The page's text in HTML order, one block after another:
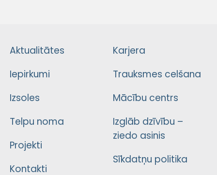
Aktualitātes
Iepirkumi
Izsoles
Telpu noma
Projekti
Kontakti
Karjera
Trauksmes celšana
Mācību centrs
Izglāb dzīvību –
ziedo asinis
Sīkdatņu politika